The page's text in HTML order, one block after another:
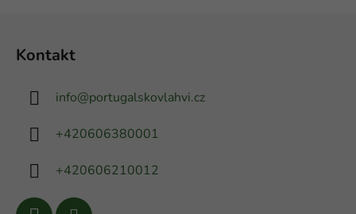
Kontakt
info@portugalskovlahvi.cz
+420606380001
+420606210012